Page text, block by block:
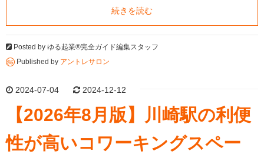
続きを読む
Posted by ゆる起業®完全ガイド編集スタッフ
Published by アントレサロン
2024-07-04 2024-12-12
【2026年8月版】川崎駅の利便
性が高いコワーキングスペー